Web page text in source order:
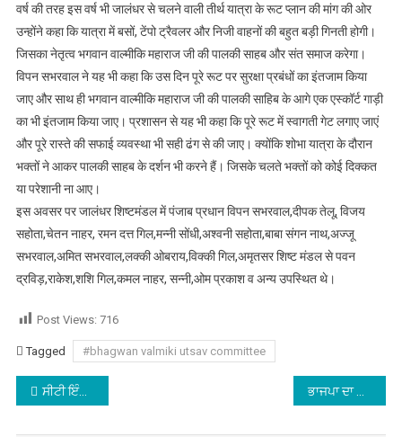
वर्ष की तरह इस वर्ष भी जालंधर से चलने वाली तीर्थ यात्रा के रूट प्लान की मांग की ओर
उन्होंने कहा कि यात्रा में बसों, टेंपो ट्रैवलर और निजी वाहनों की बहुत बड़ी गिनती होगी।
जिसका नेतृत्व भगवान वाल्मीकि महाराज जी की पालकी साहब और संत समाज करेगा।
विपन सभरवाल ने यह भी कहा कि उस दिन पूरे रूट पर सुरक्षा प्रबंधों का इंतजाम किया
जाए और साथ ही भगवान वाल्मीकि महाराज जी की पालकी साहिब के आगे एक एस्कॉर्ट गाड़ी
का भी इंतजाम किया जाए। प्रशासन से यह भी कहा कि पूरे रूट में स्वागती गेट लगाए जाएं
और पूरे रास्ते की सफाई व्यवस्था भी सही ढंग से की जाए। क्योंकि शोभा यात्रा के दौरान
भक्तों ने आकर पालकी साहब के दर्शन भी करने हैं। जिसके चलते भक्तों को कोई दिक्कत
या परेशानी ना आए।
इस अवसर पर जालंधर शिष्टमंडल में पंजाब प्रधान विपन सभरवाल,दीपक तेलू, विजय
सहोता,चेतन नाहर, रमन दत्त गिल,मन्नी सोंधी,अश्वनी सहोता,बाबा संगन नाथ,अज्जू
सभरवाल,अमित सभरवाल,लक्की ओबराय,विक्की गिल,अमृतसर शिष्ट मंडल से पवन
द्रविड़,राकेश,शशि गिल,कमल नाहर, सन्नी,ओम प्रकाश व अन्य उपस्थित थे।
Post Views: 716
Tagged #bhagwan valmiki utsav committee
Post navigation
ਸੀਟੀ ਇੰਸਟੀਚਿਊਟ ਆਫ ਹੋਟਲ ਮੈਨੇਜਮੈਂਟ ਵਿਖੇ ਕਰਵਾਇਆ ਗਿਆ “ਦ ਕਿਚਨ ਸਟਾਰ”